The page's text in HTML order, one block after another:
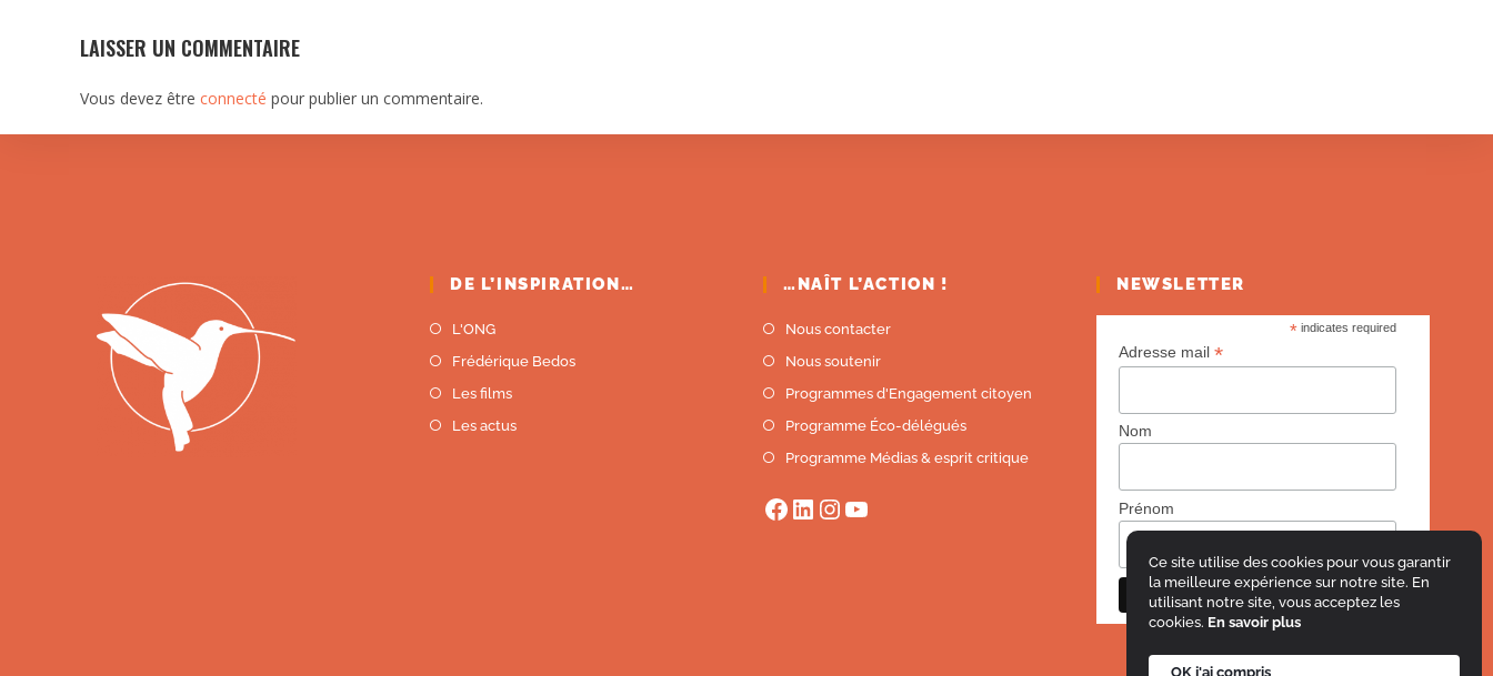
LAISSER UN COMMENTAIRE
Vous devez être connecté pour publier un commentaire.
Ce site utilise des cookies pour vous garantir
la meilleure expérience sur notre site. En
utilisant notre site, vous acceptez les
cookies. En savoir plus
OK j'ai compris
DE L’INSPIRATION…
L'ONG
Frédérique Bedos
Les films
Les actus
…NAÎT L’ACTION !
Nous contacter
Nous soutenir
Programmes d'Engagement citoyen
Programme Éco-délégués
Programme Médias & esprit critique
NEWSLETTER
*indicates required
Adresse mail *
Nom
Prénom